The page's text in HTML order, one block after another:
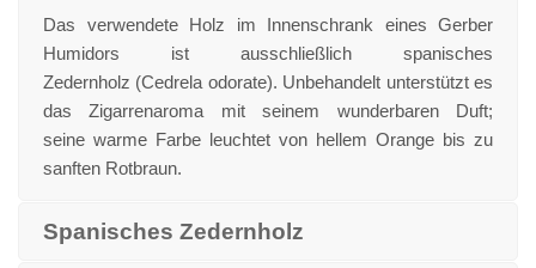
Das verwendete Holz im Innenschrank eines Gerber
Humidors ist ausschließlich spanisches
Zedernholz (Cedrela odorate). Unbehandelt unterstützt es
das Zigarrenaroma mit seinem wunderbaren Duft;
seine warme Farbe leuchtet von hellem Orange bis zu
sanften Rotbraun.
Spanisches Zedernholz